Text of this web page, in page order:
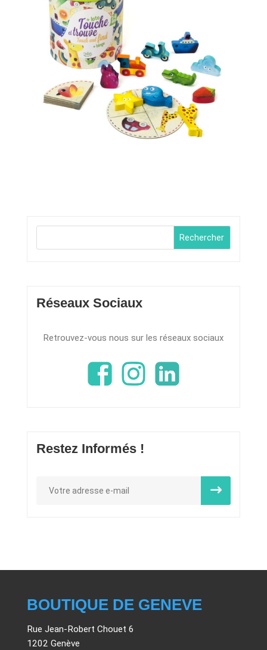
Rechercher
Réseaux Sociaux
Retrouvez-vous nous sur les réseaux sociaux
Restez Informés !
BOUTIQUE DE GENEVE
Rue Jean-Robert Chouet 6
1202 Genève